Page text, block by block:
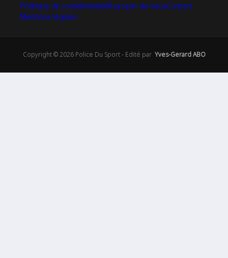
Politique de confidentialitéÀ propos de nousContact
Mentions légales
Copyright © 2026 Police Du Sport - Edité par Yves-Gerard ABO